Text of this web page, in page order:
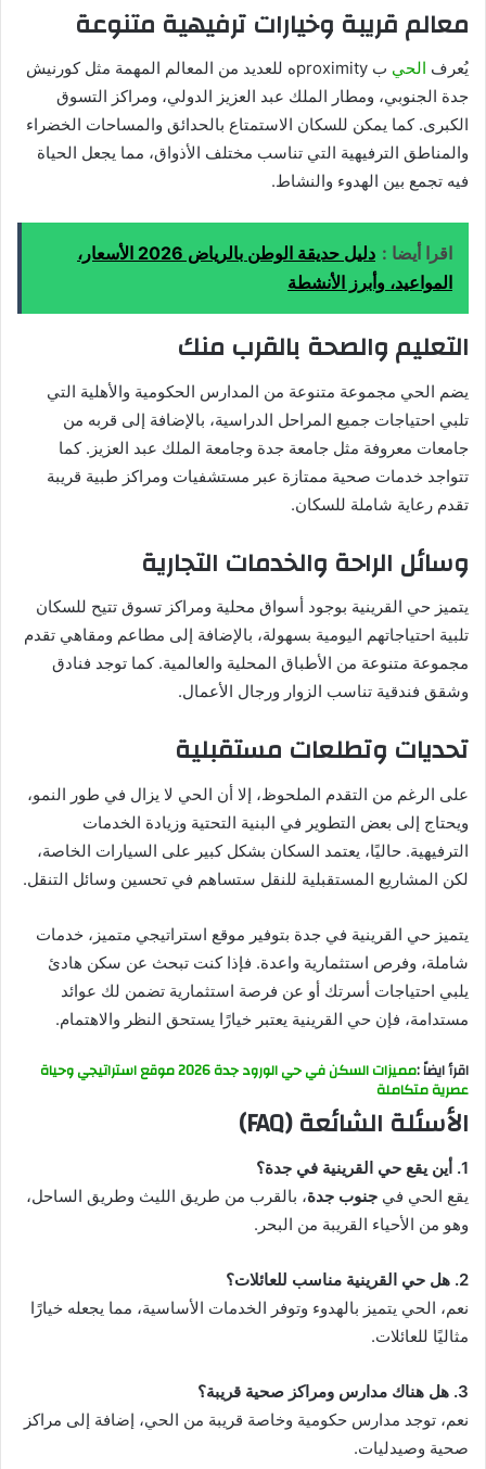
معالم قريبة وخيارات ترفيهية متنوعة
يُعرف الحي
ب proximityه للعديد من المعالم المهمة مثل كورنيش
جدة الجنوبي، ومطار الملك عبد العزيز الدولي، ومراكز التسوق
الكبرى. كما يمكن للسكان الاستمتاع بالحدائق والمساحات الخضراء
والمناطق الترفيهية التي تناسب مختلف الأذواق، مما يجعل الحياة
فيه تجمع بين الهدوء والنشاط.
اقرا أيضا :
دليل حديقة الوطن بالرياض 2026 الأسعار،
المواعيد، وأبرز الأنشطة
التعليم والصحة بالقرب منك
يضم الحي مجموعة متنوعة من المدارس الحكومية والأهلية التي
تلبي احتياجات جميع المراحل الدراسية، بالإضافة إلى قربه من
جامعات معروفة مثل جامعة جدة وجامعة الملك عبد العزيز. كما
تتواجد خدمات صحية ممتازة عبر مستشفيات ومراكز طبية قريبة
تقدم رعاية شاملة للسكان.
وسائل الراحة والخدمات التجارية
يتميز حي القرينية بوجود أسواق محلية ومراكز تسوق تتيح للسكان
تلبية احتياجاتهم اليومية بسهولة، بالإضافة إلى مطاعم ومقاهي تقدم
مجموعة متنوعة من الأطباق المحلية والعالمية. كما توجد فنادق
وشقق فندقية تناسب الزوار ورجال الأعمال.
تحديات وتطلعات مستقبلية
على الرغم من التقدم الملحوظ، إلا أن الحي لا يزال في طور النمو،
ويحتاج إلى بعض التطوير في البنية التحتية وزيادة الخدمات
الترفيهية. حاليًا، يعتمد السكان بشكل كبير على السيارات الخاصة،
لكن المشاريع المستقبلية للنقل ستساهم في تحسين وسائل التنقل.
يتميز حي القرينية في جدة بتوفير موقع استراتيجي متميز، خدمات
شاملة، وفرص استثمارية واعدة. فإذا كنت تبحث عن سكن هادئ
يلبي احتياجات أسرتك أو عن فرصة استثمارية تضمن لك عوائد
مستدامة، فإن حي القرينية يعتبر خيارًا يستحق النظر والاهتمام.
اقرأ ايضاً : مميزات السكن في حي الورود جدة 2026 موقع استراتيجي وحياة
عصرية متكاملة
الأسئلة الشائعة (FAQ)
1. أين يقع حي القرينية في جدة؟
يقع الحي في جنوب جدة، بالقرب من طريق الليث وطريق الساحل،
وهو من الأحياء القريبة من البحر.
2. هل حي القرينية مناسب للعائلات؟
نعم، الحي يتميز بالهدوء وتوفر الخدمات الأساسية، مما يجعله خيارًا
مثاليًا للعائلات.
3. هل هناك مدارس ومراكز صحية قريبة؟
نعم، توجد مدارس حكومية وخاصة قريبة من الحي، إضافة إلى مراكز
صحية وصيدليات.